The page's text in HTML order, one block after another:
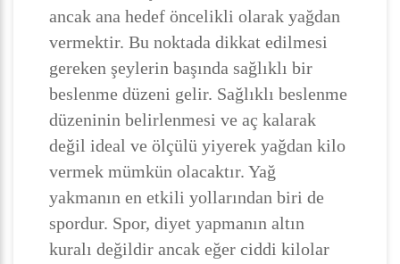
ancak ana hedef öncelikli olarak yağdan
vermektir. Bu noktada dikkat edilmesi
gereken şeylerin başında sağlıklı bir
beslenme düzeni gelir. Sağlıklı beslenme
düzeninin belirlenmesi ve aç kalarak
değil ideal ve ölçülü yiyerek yağdan kilo
vermek mümkün olacaktır. Yağ
yakmanın en etkili yollarından biri de
spordur. Spor, diyet yapmanın altın
kuralı değildir ancak eğer ciddi kilolar